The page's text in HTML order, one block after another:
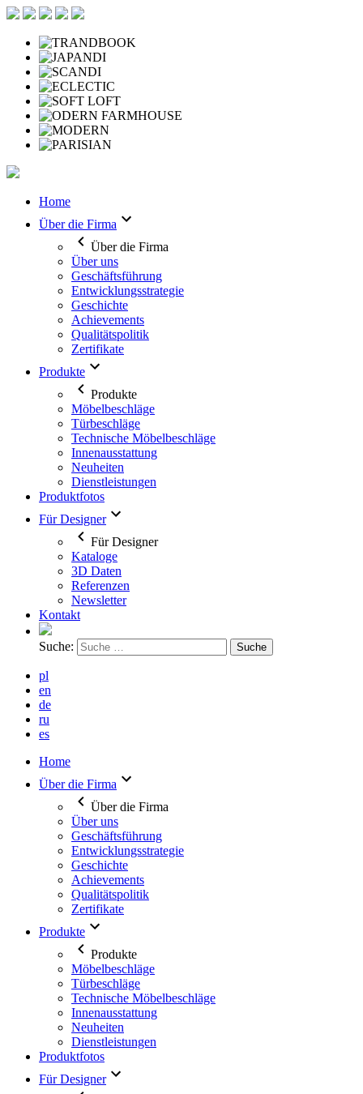
Home
Über die Firma
Über die Firma
Über uns
Geschäftsführung
Entwicklungsstrategie
Geschichte
Achievements
Qualitätspolitik
Zertifikate
Produkte
Produkte
Möbelbeschläge
Türbeschläge
Technische Möbelbeschläge
Innenausstattung
Neuheiten
Dienstleistungen
Produktfotos
Für Designer
Für Designer
Kataloge
3D Daten
Referenzen
Newsletter
Kontakt
Suche:
pl
en
de
ru
es
Home
Über die Firma
Über die Firma
Über uns
Geschäftsführung
Entwicklungsstrategie
Geschichte
Achievements
Qualitätspolitik
Zertifikate
Produkte
Produkte
Möbelbeschläge
Türbeschläge
Technische Möbelbeschläge
Innenausstattung
Neuheiten
Dienstleistungen
Produktfotos
Für Designer